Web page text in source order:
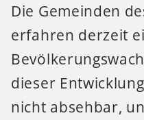
Die Gemeinden
erfahren derzeit
dieser
nicht absehbar,